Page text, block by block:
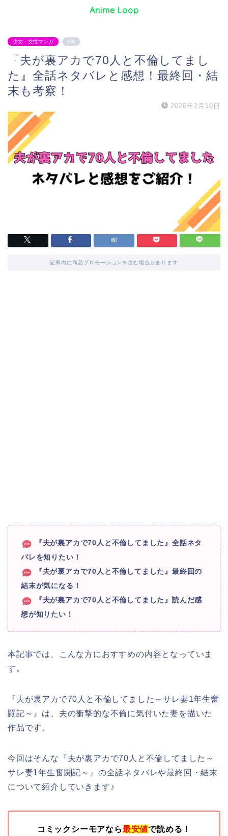
Anime Loop
少女・女性マンガ PR
『夫が裏アカで70人と不倫してまし
た』全話ネタバレと感想！最終回・結
末も考察！
2026年2月10日
記事内に商品プロモーションを含む場合があります
『夫が裏アカで70人と不倫してました』全話ネタ
バレを知りたい！
『夫が裏アカで70人と不倫してました』最終回の
結末が気になる！
『夫が裏アカで70人と不倫してました』読んだ感
想が知りたい！
本記事では、こんな方におすすめの内容となっていま
す。
『夫が裏アカで70人と不倫してました～サレ妻1年生奮
闘記～』は、夫の衝撃的な不倫に気付いた妻を描いた
作品です。
今回はそんな『夫が裏アカで70人と不倫してました～
サレ妻1年生奮闘記～』の全話ネタバレや最終回・結末
について紹介していきます♪
コミックシーモアなら最安値で読める！